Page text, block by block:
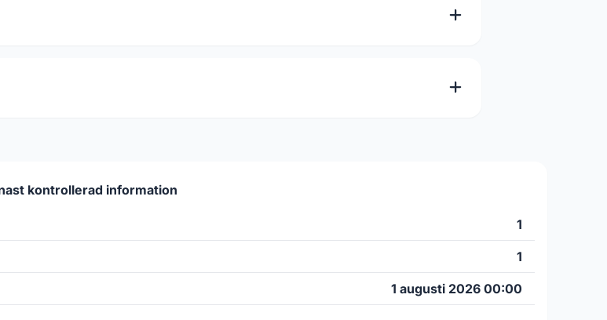
kontrollerad information
1
1
1 augusti 2026 00:00